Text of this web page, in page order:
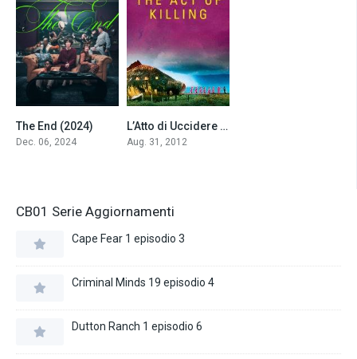
The End (2024)
Dec. 06, 2024
8.2L’Atto di Uccidere (2012)
Aug. 31, 2012
CB01 Serie Aggiornamenti
Cape Fear 1 episodio 3
Criminal Minds 19 episodio 4
Dutton Ranch 1 episodio 6